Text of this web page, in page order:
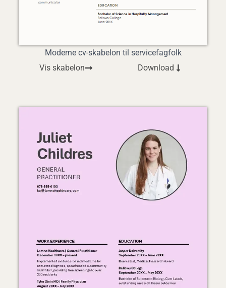
Moderne cv-skabelon til servicefagfolk
Vis skabelon
Download